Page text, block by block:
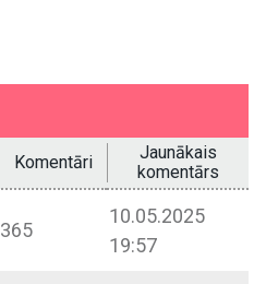
Komentāri
Jaunākais
komentārs
365
10.05.2025
19:57